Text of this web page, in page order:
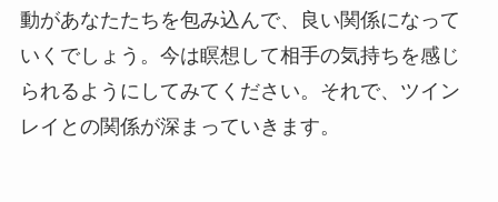
動があなたたちを包み込んで、良い関係になって
いくでしょう。今は瞑想して相手の気持ちを感じ
られるようにしてみてください。それで、ツイン
レイとの関係が深まっていきます。